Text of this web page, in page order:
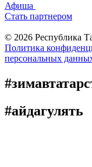
Афиша
Стать партнером
© 2026 Республика
Политика
персональных
#айдагулять